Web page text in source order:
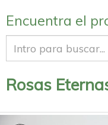
Encuentra el
Rosas